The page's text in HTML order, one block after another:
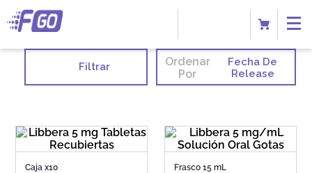
Filtrar
Ordenar
Por
Fecha De
Release
Caja x10 Frasco 15 mL